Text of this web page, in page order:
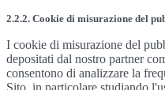
2.2.2. Cookie di misurazione del
I cookie di misurazione del
depositati dal nostro partner
consentono di analizzare la
Sito, in particolare studiando